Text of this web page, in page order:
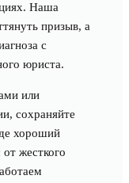
Наша
призыв, а
с
юриста.
или
сохраняйте
хороший
жесткого